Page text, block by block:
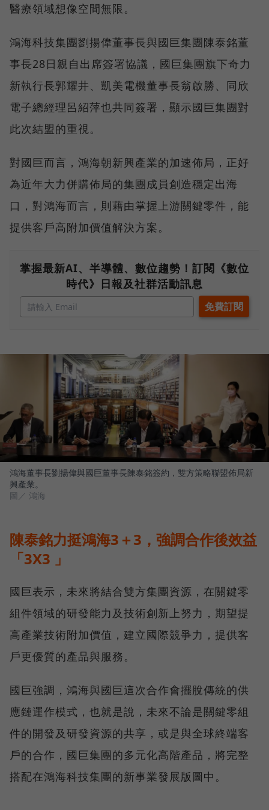
醫療領域想像空間無限。
鴻海科技集團劉揚偉董事長與國巨集團陳泰銘董
事長28日親自出席簽署協議，國巨集團旗下奇力
新執行長郭耀井、凱美電機董事長翁啟勝、同欣
電子總經理呂紹萍也共同簽署，顯示國巨集團對
此次結盟的重視。
對國巨而言，鴻海朝新興產業的加速佈局，正好
為近年大力併購佈局的集團成員創造穩定出海
口，對鴻海而言，則藉由掌握上游關鍵零件，能
提供客戶高附加價值解決方案。
掌握最新AI、半導體、數位趨勢！訂閱《數位
時代》日報及社群活動訊息
鴻海董事長劉揚偉與國巨董事長陳泰銘簽約，雙方策略聯盟佈局新
興產業。
圖／ 鴻海
陳泰銘力挺鴻海3＋3，強調合作後效益
「3X3 」
國巨表示，未來將結合雙方集團資源，在關鍵零
組件領域的研發能力及技術創新上努力，期望提
高產業技術附加價值，建立國際競爭力，提供客
戶更優質的產品與服務。
國巨強調，鴻海與國巨這次合作會擺脫傳統的供
應鏈運作模式，也就是說，未來不論是關鍵零組
件的開發及研發資源的共享，或是與全球終端客
戶的合作，國巨集團的多元化高階產品，將完整
搭配在鴻海科技集團的新事業發展版圖中。